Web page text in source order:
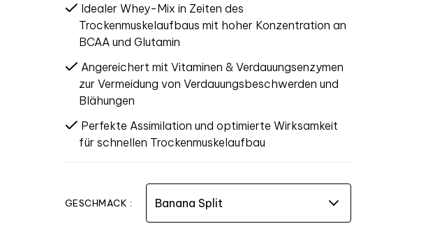
Idealer Whey-Mix in Zeiten des
Trockenmuskelaufbaus mit hoher Konzentration an
BCAA und Glutamin
Angereichert mit Vitaminen & Verdauungsenzymen
zur Vermeidung von Verdauungsbeschwerden und
Blähungen
Perfekte Assimilation und optimierte Wirksamkeit
für schnellen Trockenmuskelaufbau
GESCHMACK :